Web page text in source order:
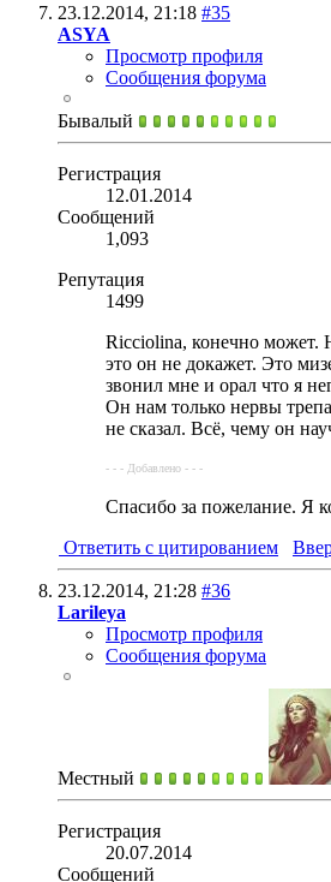
23.12.2014, 21:18 #35
ASYA
Просмотр профиля
Сообщения форума
Бывалый
Регистрация
12.01.2014
Сообщений
1,093
Репутация
1499
Ricciolina, конечно может.
это он не докажет. Это
звонил мне и орал что я
Он нам только нервы
не сказал. Всё, чему он
- - - Добавлено - - -
Спасибо за пожелание. Я
Ответить с цитированием
23.12.2014, 21:28 #36
Larileya
Просмотр профиля
Сообщения форума
Местный
Регистрация
20.07.2014
Сообщений